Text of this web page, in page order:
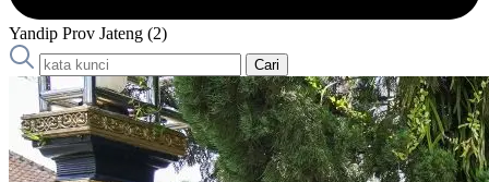
Yandip Prov Jateng (2)
Cari